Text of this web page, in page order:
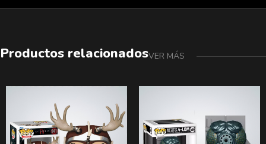
Productos relacionadosVER MÁS